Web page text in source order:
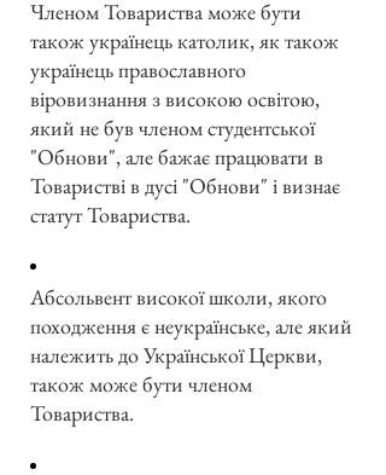
Членом Товариства може бути
також українець католик, як також
українець православного
віровизнання з високою освітою,
який не був членом студентської
"Обнови", але бажає працювати в
Товаристві в дусі "Обнови" і визнає
статут Товариства.
Абсольвент високої школи, якого
походження є неукраїнське, але який
належить до Української Церкви,
також може бути членом
Товариства.